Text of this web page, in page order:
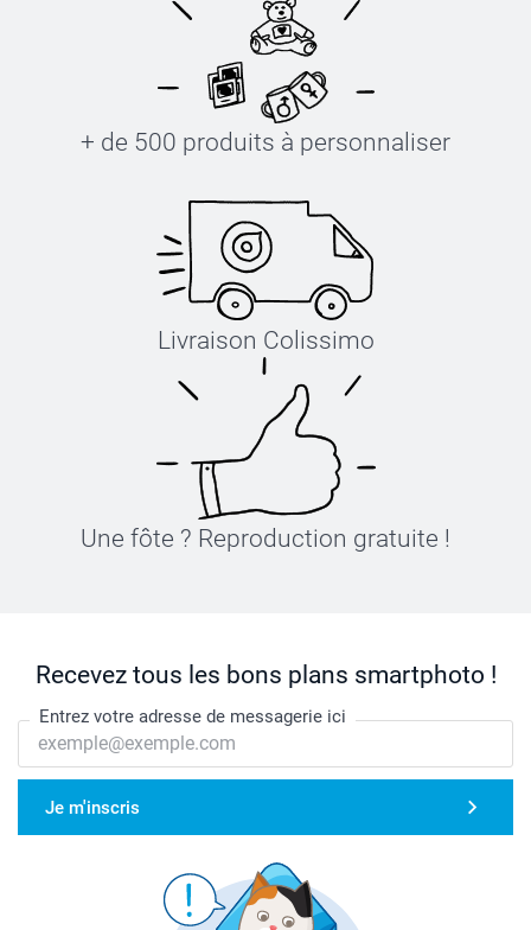
+ de 500 produits à personnaliser
Livraison Colissimo
Une fôte ? Reproduction gratuite !
Recevez tous les bons plans smartphoto !
Entrez votre adresse de messagerie ici
Je m'inscris